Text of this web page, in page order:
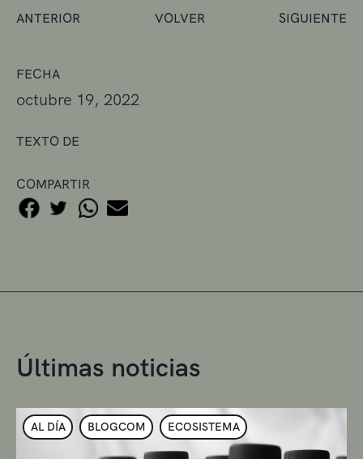
FECHA
octubre 19, 2022
TEXTO DE
COMPARTIR
ANTERIOR VOLVER SIGUIENTE
Últimas noticias
AL DÍA BLOGCOM ECOSISTEMA